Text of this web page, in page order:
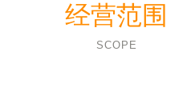
经营范围
SCOPE